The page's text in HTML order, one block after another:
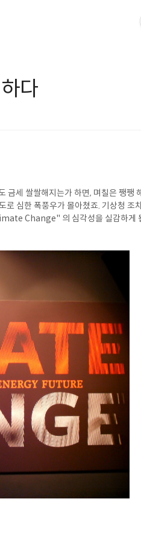
다
세 쌀쌀해지는가 하면, 며칠은 쨍쨍
심한 폭풍우가 몰아쳤죠. 기상청 조
Change" 의 심각성을 실감하게